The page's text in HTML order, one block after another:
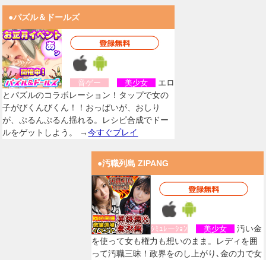
●パズル＆ドールズ
音ゲー 美少女
エロ
とパズルのコラボレーション！タップで女の
子がびくんびくん！！おっぱいが、おしり
が、ぷるんぷるん揺れる。レシピ合成でドー
ルをゲットしよう。 →今すぐプレイ
●汚職列島 ZIPANG
ｼﾐｭﾚーｼｮﾝ 美少女
汚い金
を使って女も権力も想いのまま。レディを囲
って汚職三昧！政界をのし上がり､金の力で女